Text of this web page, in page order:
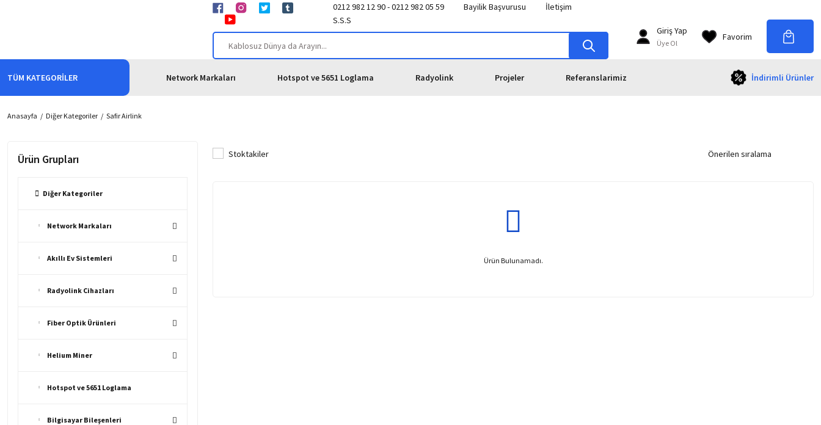
0212 982 12 90 - 0212 982 05 59 Bayilik Başvurusu
İletişim
S.S.S
Giriş Yap
Üye Ol
Favorim
TÜM KATEGORİLER Network Markaları Hotspot ve 5651 Loglama Radyolink Projeler Referanslarimiz İndirimli Ürünler
Anasayfa Diğer Kategoriler Safir Airlink
Ürün Grupları
Diğer Kategoriler
Network Markaları
Akıllı Ev Sistemleri
Radyolink Cihazları
Fiber Optik Ürünleri
Helium Miner
Hotspot ve 5651 Loglama
Bilgisayar Bileşenleri
Stoktakiler
Ürün Bulunamadı.